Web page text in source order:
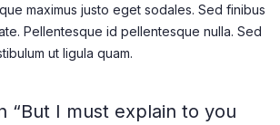
maximus justo eget sodales. Sed finibus
Pellentesque id pellentesque nulla. Sed
ut ligula quam.
“But I must explain to you